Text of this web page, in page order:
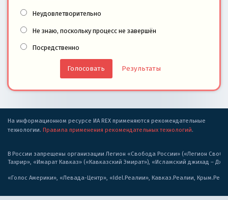
Неудовлетворительно
Не знаю, поскольку процесс не завершён
Посредственно
Результаты
На информационном ресурсе ИА REX применяются рекомендательные
технологии. Правила применения рекомендательных технологий.
В России запрещены организации Легион «Свобода России» («Легион
Тахрир», «Имарат Кавказ» («Кавказский Эмират»), «Исламский джихад –
«Голос Америки», «Левада-Центр», «Idel.Реалии», Кавказ.Реалии,